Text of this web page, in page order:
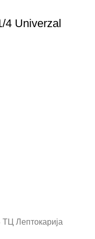
4 Univerzal
Лептокарија